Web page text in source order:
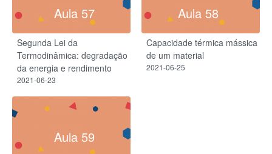
Aula 57
Segunda Lei da
Termodinâmica: degradação
da energia e rendimento
2021-06-23
Aula 58
Capacidade térmica mássica
de um material
2021-06-25
Aula 59